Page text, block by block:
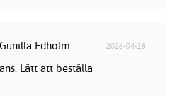
Edholm 2026-04-18
Lätt att beställa